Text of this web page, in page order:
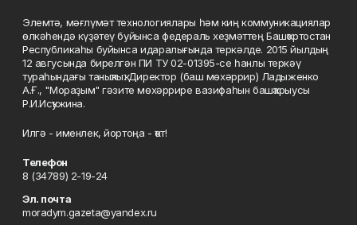
Элемтә, мәғлүмәт технологиялары һәм киң коммуникациялар
өлкәһендә күҙәтеү буйынса федераль хеҙмәттең Башҡортостан
Республикаһы буйынса идаралығында теркәлде. 2015 йылдың
12 авгусында бирелгән ПИ ТУ 02-01395-се һанлы теркәү
тураһындағы таныҡлыҡ. Директор (баш мөхәррир) Ладыженко
А.Ғ., "Мораҙым" гәзите мөхәррире вазифаһын башҡарыусы
Р.И.Исҡужина.
Илгә - именлек, йортоңа - ҡот!
Телефон
8 (34789) 2-19-24
Эл. почта
moradym.gazeta@yandex.ru